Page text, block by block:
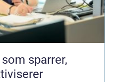
sparrer,